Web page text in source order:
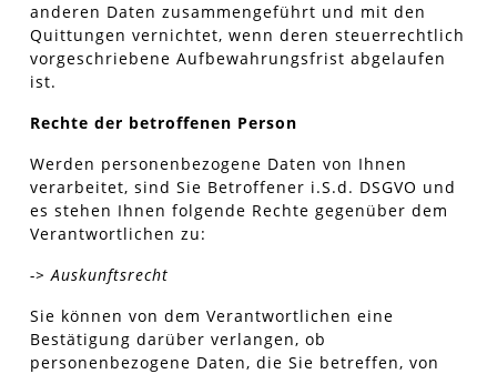
anderen Daten zusammengeführt und mit den
Quittungen vernichtet, wenn deren steuerrechtlich
vorgeschriebene Aufbewahrungsfrist abgelaufen
ist.
Rechte der betroffenen Person
Werden personenbezogene Daten von Ihnen
verarbeitet, sind Sie Betroffener i.S.d. DSGVO und
es stehen Ihnen folgende Rechte gegenüber dem
Verantwortlichen zu:
-> Auskunftsrecht
Sie können von dem Verantwortlichen eine
Bestätigung darüber verlangen, ob
personenbezogene Daten, die Sie betreffen, von